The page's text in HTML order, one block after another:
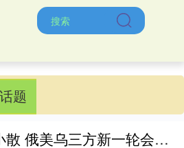
题
牛小散 俄美乌三方新一轮会谈在阿布扎比开始举行